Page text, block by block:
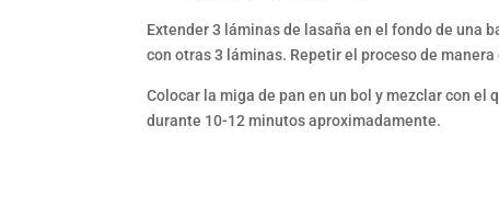
Extender 3 láminas de lasaña en el fondo de una
con otras 3 láminas. Repetir el proceso de
Colocar la miga de pan en un bol y mezclar con
durante 10-12 minutos aproximadamente.